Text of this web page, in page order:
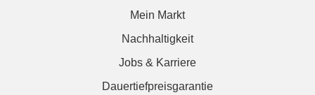
Mein Markt
Nachhaltigkeit
Jobs & Karriere
Dauertiefpreisgarantie